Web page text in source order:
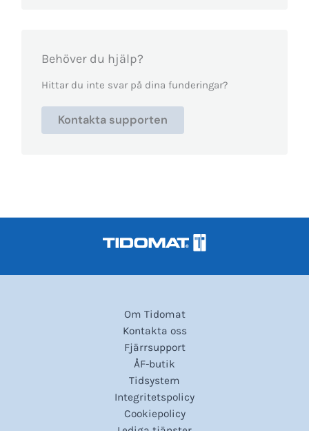
Behöver du hjälp?
Hittar du inte svar på dina funderingar?
Kontakta supporten
Om Tidomat
Kontakta oss
Fjärrsupport
ÅF-butik
Tidsystem
Integritetspolicy
Cookiepolicy